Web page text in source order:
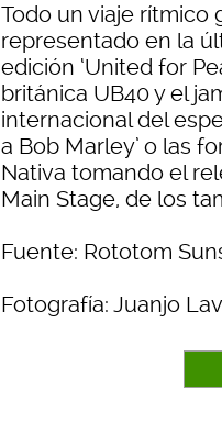
Todo un viaje rítmico
representado en la
edición ‘United for
británica UB40 y el
internacional del
a Bob Marley’ o las
Nativa tomando el
Main Stage, de los
Fuente: Rototom
Fotografía: Juanjo